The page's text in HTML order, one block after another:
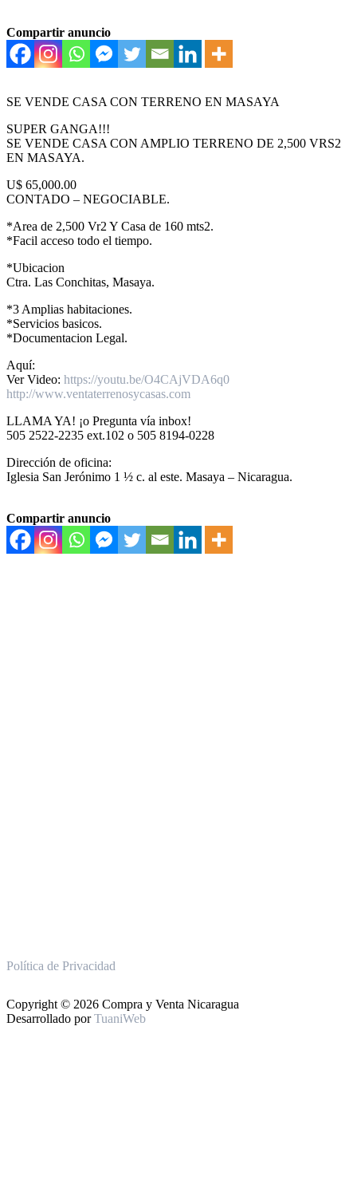
Compartir anuncio
SE VENDE CASA CON TERRENO EN MASAYA
SUPER GANGA!!!
SE VENDE CASA CON AMPLIO TERRENO DE 2,500 VRS2
EN MASAYA.
U$ 65,000.00
CONTADO – NEGOCIABLE.
*Area de 2,500 Vr2 Y Casa de 160 mts2.
*Facil acceso todo el tiempo.
*Ubicacion
Ctra. Las Conchitas, Masaya.
*3 Amplias habitaciones.
*Servicios basicos.
*Documentacion Legal.
Aquí:
Ver Video: https://youtu.be/O4CAjVDA6q0
http://www.ventaterrenosycasas.com
LLAMA YA! ¡o Pregunta vía inbox!
505 2522-2235 ext.102 o 505 8194-0228
Dirección de oficina:
Iglesia San Jerónimo 1 ½ c. al este. Masaya – Nicaragua.
Compartir anuncio
Política de Privacidad
Copyright © 2026 Compra y Venta Nicaragua
Desarrollado porTuaniWeb